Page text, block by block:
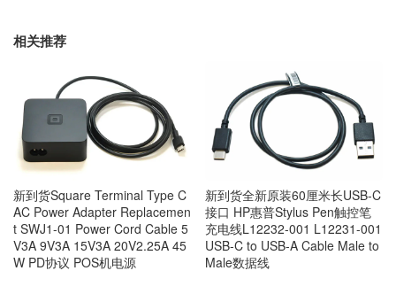
相关推荐
新到货Square Terminal Type C
AC Power Adapter Replacemen
t SWJ1-01 Power Cord Cable 5
V3A 9V3A 15V3A 20V2.25A 45
W PD协议 POS机电源
新到货全新原装60厘米长USB-C
接口 HP惠普Stylus Pen触控笔
充电线L12232-001 L12231-001
USB-C to USB-A Cable Male to
Male数据线